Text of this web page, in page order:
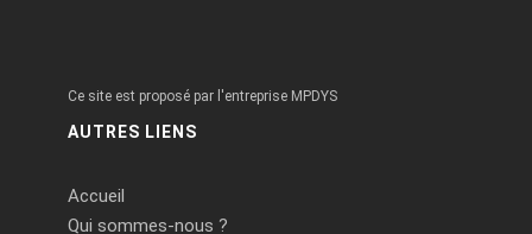
Ce site est proposé par l'entreprise MPDYS
AUTRES LIENS
Accueil
Qui sommes-nous ?